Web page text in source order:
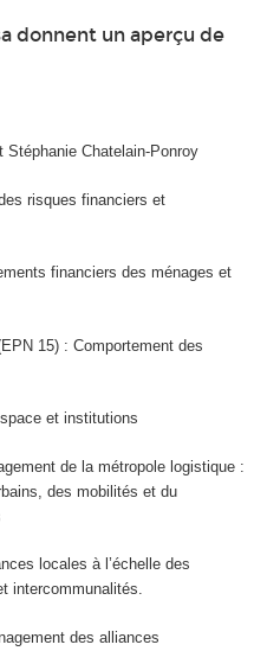
donnent un aperçu de
Stéphanie Chatelain-Ponroy
risques financiers et
financiers des ménages et
15) : Comportement des
et institutions
de la métropole logistique :
des mobilités et du
locales à l’échelle des
intercommunalités.
des alliances